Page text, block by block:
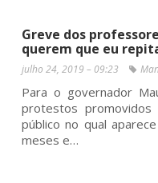
Greve dos
querem que eu
julho 24, 2019 – 09:23
Para o governador
protestos
público no qual
meses e…